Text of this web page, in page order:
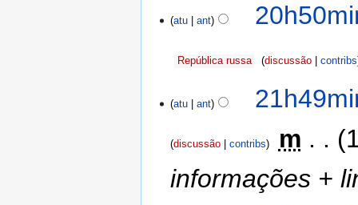
atu ant
República russa discussão contribs
atu ant
discussão contribs m
informações +